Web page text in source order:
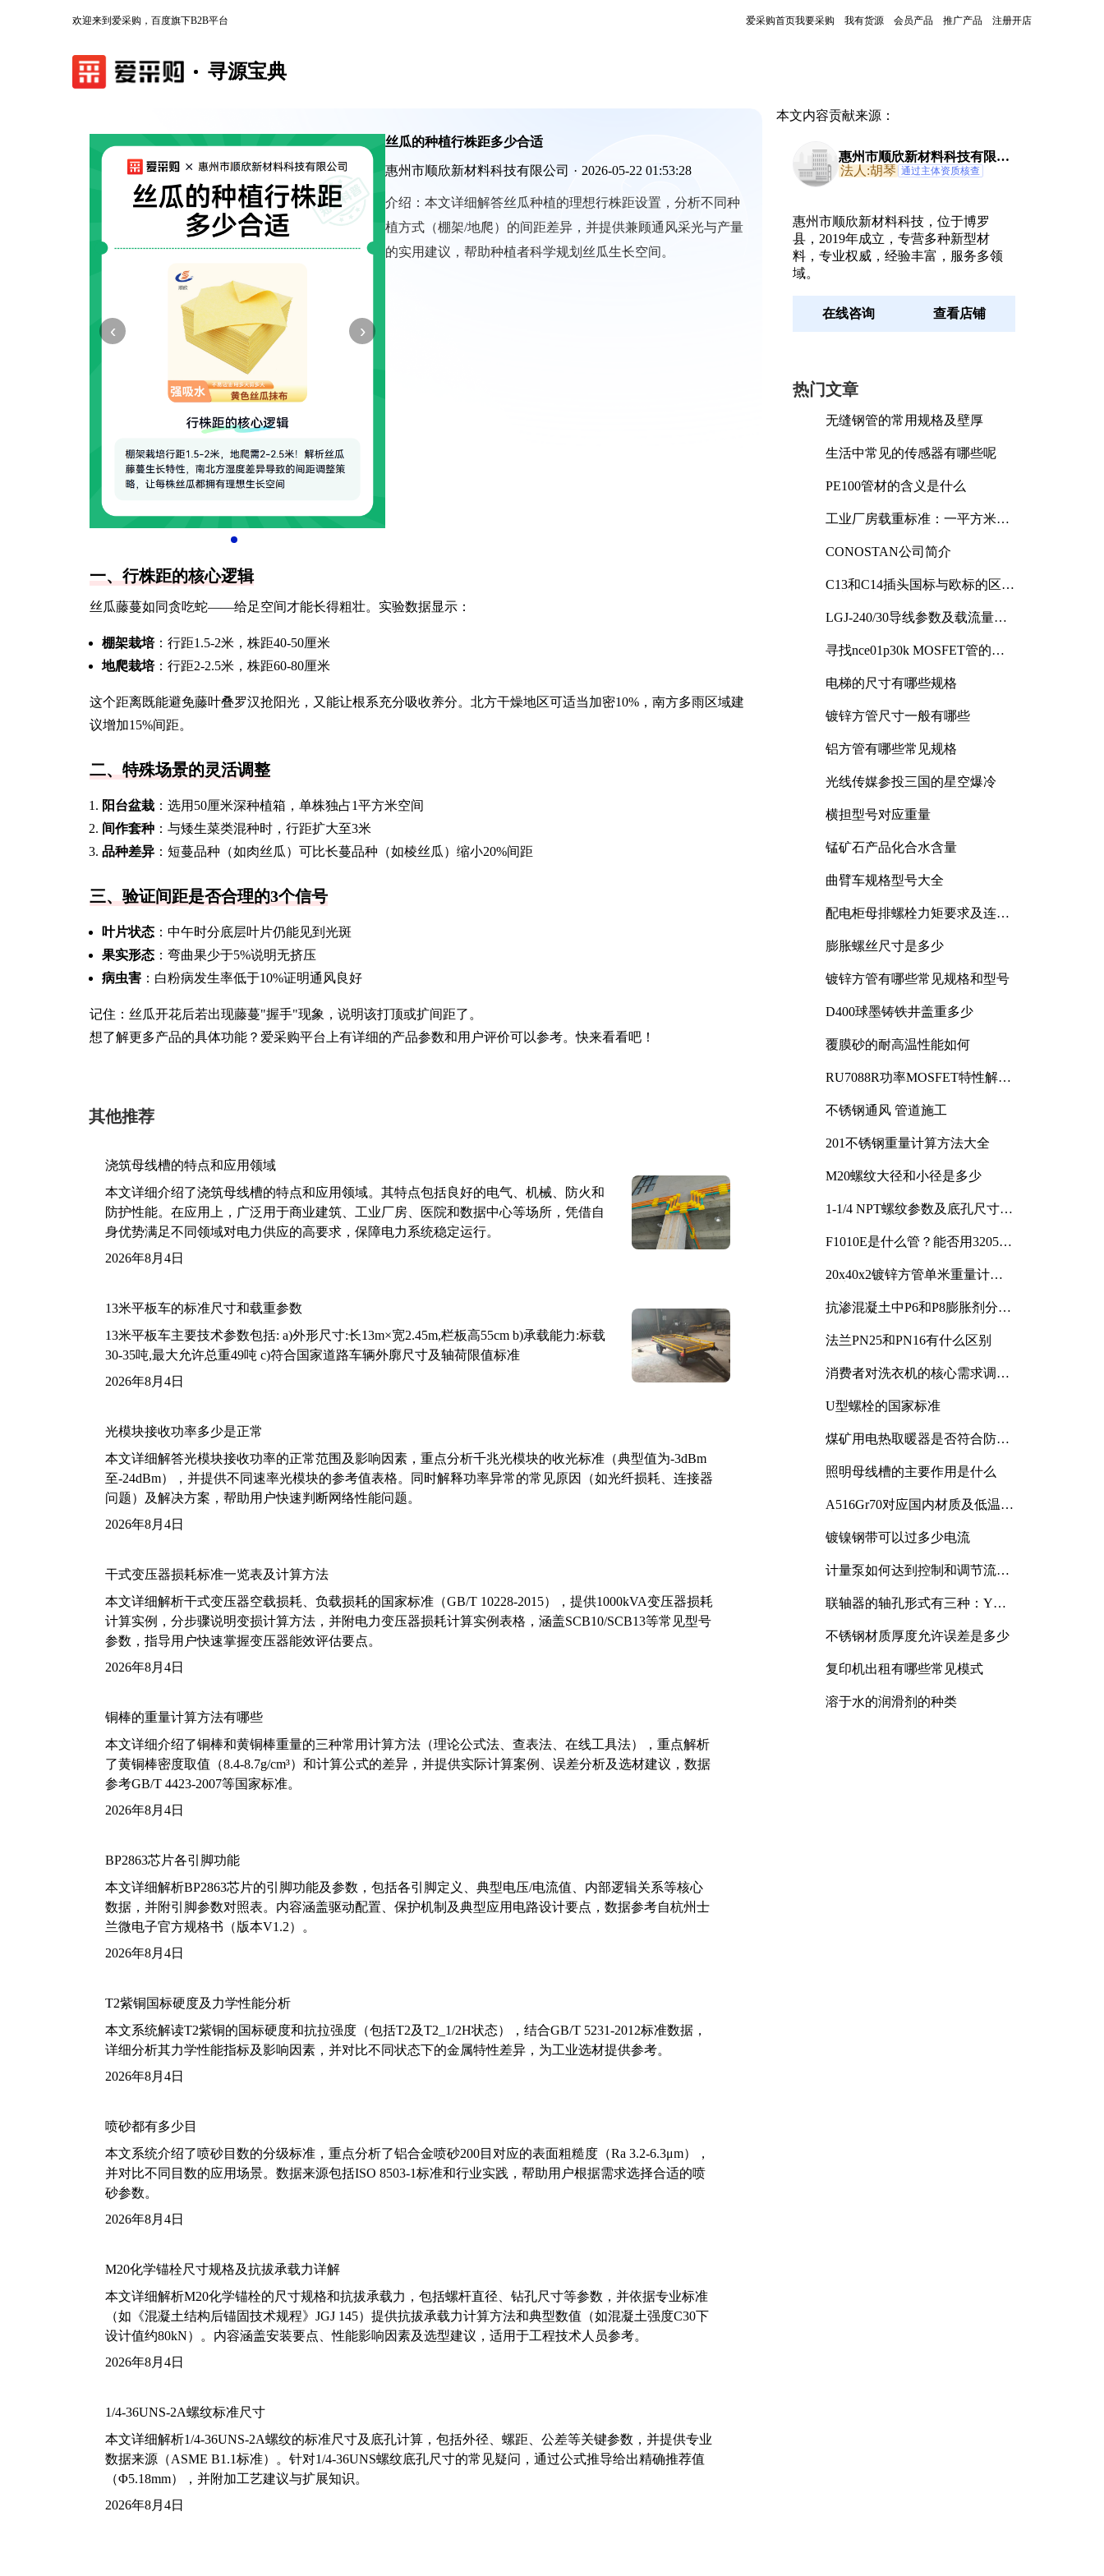
欢迎来到爱采购，百度旗下B2B平台 爱采购首页我要采购 我有货源 会员产品 推广产品 注册开店
寻源宝典
‹ ›
丝瓜的种植行株距多少合适
惠州市顺欣新材料科技有限公司 · 2026-05-22 01:53:28
介绍： 本文详细解答丝瓜种植的理想行株距设置，分析不同种
植方式（棚架/地爬）的间距差异，并提供兼顾通风采光与产量
的实用建议，帮助种植者科学规划丝瓜生长空间。
一、行株距的核心逻辑
丝瓜藤蔓如同贪吃蛇——给足空间才能长得粗壮。实验数据显示：
棚架栽培：行距1.5-2米，株距40-50厘米
地爬栽培：行距2-2.5米，株距60-80厘米
这个距离既能避免藤叶叠罗汉抢阳光，又能让根系充分吸收养分。北方干燥地区可适当加密10%，南方多雨区域建
议增加15%间距。
二、特殊场景的灵活调整
阳台盆栽 ：选用50厘米深种植箱，单株独占1平方米空间
间作套种 ：与矮生菜类混种时，行距扩大至3米
品种差异 ：短蔓品种（如肉丝瓜）可比长蔓品种（如棱丝瓜）缩小20%间距
三、验证间距是否合理的3个信号
叶片状态 ：中午时分底层叶片仍能见到光斑
果实形态 ：弯曲果少于5%说明无挤压
病虫害 ：白粉病发生率低于10%证明通风良好
记住：丝瓜开花后若出现藤蔓"握手"现象，说明该打顶或扩间距了。
想了解更多产品的具体功能？爱采购平台上有详细的产品参数和用户评价可以参考。快来看看吧！
其他推荐
浇筑母线槽的特点和应用领域
本文详细介绍了浇筑母线槽的特点和应用领域。其特点包括良好的电气、机械、防火和
防护性能。在应用上，广泛用于商业建筑、工业厂房、医院和数据中心等场所，凭借自
身优势满足不同领域对电力供应的高要求，保障电力系统稳定运行。
2026年8月4日
13米平板车的标准尺寸和载重参数
13米平板车主要技术参数包括: a)外形尺寸:长13m×宽2.45m,栏板高55cm b)承载能力:标载
30-35吨,最大允许总重49吨 c)符合国家道路车辆外廓尺寸及轴荷限值标准
2026年8月4日
光模块接收功率多少是正常
本文详细解答光模块接收功率的正常范围及影响因素，重点分析千兆光模块的收光标准（典型值为-3dBm
至-24dBm），并提供不同速率光模块的参考值表格。同时解释功率异常的常见原因（如光纤损耗、连接器
问题）及解决方案，帮助用户快速判断网络性能问题。
2026年8月4日
干式变压器损耗标准一览表及计算方法
本文详细解析干式变压器空载损耗、负载损耗的国家标准（GB/T 10228-2015），提供1000kVA变压器损耗
计算实例，分步骤说明变损计算方法，并附电力变压器损耗计算实例表格，涵盖SCB10/SCB13等常见型号
参数，指导用户快速掌握变压器能效评估要点。
2026年8月4日
铜棒的重量计算方法有哪些
本文详细介绍了铜棒和黄铜棒重量的三种常用计算方法（理论公式法、查表法、在线工具法），重点解析
了黄铜棒密度取值（8.4-8.7g/cm³）和计算公式的差异，并提供实际计算案例、误差分析及选材建议，数据
参考GB/T 4423-2007等国家标准。
2026年8月4日
BP2863芯片各引脚功能
本文详细解析BP2863芯片的引脚功能及参数，包括各引脚定义、典型电压/电流值、内部逻辑关系等核心
数据，并附引脚参数对照表。内容涵盖驱动配置、保护机制及典型应用电路设计要点，数据参考自杭州士
兰微电子官方规格书（版本V1.2）。
2026年8月4日
T2紫铜国标硬度及力学性能分析
本文系统解读T2紫铜的国标硬度和抗拉强度（包括T2及T2_1/2H状态），结合GB/T 5231-2012标准数据，
详细分析其力学性能指标及影响因素，并对比不同状态下的金属特性差异，为工业选材提供参考。
2026年8月4日
喷砂都有多少目
本文系统介绍了喷砂目数的分级标准，重点分析了铝合金喷砂200目对应的表面粗糙度（Ra 3.2-6.3μm），
并对比不同目数的应用场景。数据来源包括ISO 8503-1标准和行业实践，帮助用户根据需求选择合适的喷
砂参数。
2026年8月4日
M20化学锚栓尺寸规格及抗拔承载力详解
本文详细解析M20化学锚栓的尺寸规格和抗拔承载力，包括螺杆直径、钻孔尺寸等参数，并依据专业标准
（如《混凝土结构后锚固技术规程》JGJ 145）提供抗拔承载力计算方法和典型数值（如混凝土强度C30下
设计值约80kN）。内容涵盖安装要点、性能影响因素及选型建议，适用于工程技术人员参考。
2026年8月4日
1/4-36UNS-2A螺纹标准尺寸
本文详细解析1/4-36UNS-2A螺纹的标准尺寸及底孔计算，包括外径、螺距、公差等关键参数，并提供专业
数据来源（ASME B1.1标准）。针对1/4-36UNS螺纹底孔尺寸的常见疑问，通过公式推导给出精确推荐值
（Φ5.18mm），并附加工艺建议与扩展知识。
2026年8月4日
本文内容贡献来源：
惠州市顺欣新材料科技有限公
司
法人:胡琴 通过主体资质核查
惠州市顺欣新材料科技，位于博罗
县，2019年成立，专营多种新型材
料，专业权威，经验丰富，服务多领
域。
在线咨询 查看店铺
热门文章
无缝钢管的常用规格及壁厚
生活中常见的传感器有哪些呢
PE100管材的含义是什么
工业厂房载重标准：一平方米能
CONOSTAN公司简介
C13和C14插头国标与欧标的区别
LGJ-240/30导线参数及载流量解
寻找nce01p30k MOSFET管的合
电梯的尺寸有哪些规格
镀锌方管尺寸一般有哪些
铝方管有哪些常见规格
光线传媒参投三国的星空爆冷
横担型号对应重量
锰矿石产品化合水含量
曲臂车规格型号大全
配电柜母排螺栓力矩要求及连接
膨胀螺丝尺寸是多少
镀锌方管有哪些常见规格和型号
D400球墨铸铁井盖重多少
覆膜砂的耐高温性能如何
RU7088R功率MOSFET特性解析
不锈钢通风 管道施工
201不锈钢重量计算方法大全
M20螺纹大径和小径是多少
1-1/4 NPT螺纹参数及底孔尺寸详
F1010E是什么管？能否用3205或
20x40x2镀锌方管单米重量计算
抗渗混凝土中P6和P8膨胀剂分别
法兰PN25和PN16有什么区别
消费者对洗衣机的核心需求调研
U型螺栓的国家标准
煤矿用电热取暖器是否符合防爆
照明母线槽的主要作用是什么
A516Gr70对应国内材质及低温冲
镀镍钢带可以过多少电流
计量泵如何达到控制和调节流量
联轴器的轴孔形式有三种：Y
不锈钢材质厚度允许误差是多少
复印机出租有哪些常见模式
溶于水的润滑剂的种类